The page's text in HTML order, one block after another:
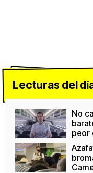
Lecturas del
No
peor